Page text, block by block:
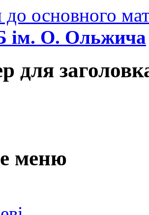
основного
О. Ольжича
для
меню